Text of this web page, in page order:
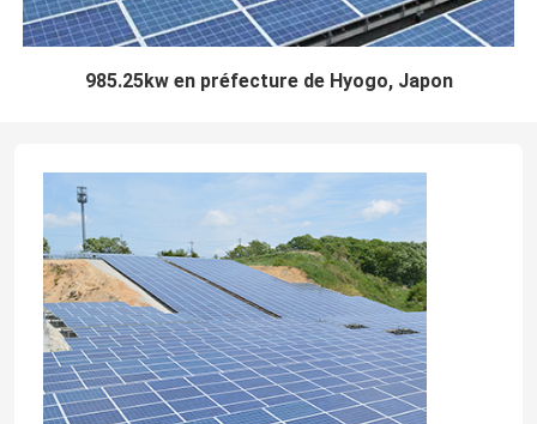
985.25kw en préfecture de Hyogo, Japon